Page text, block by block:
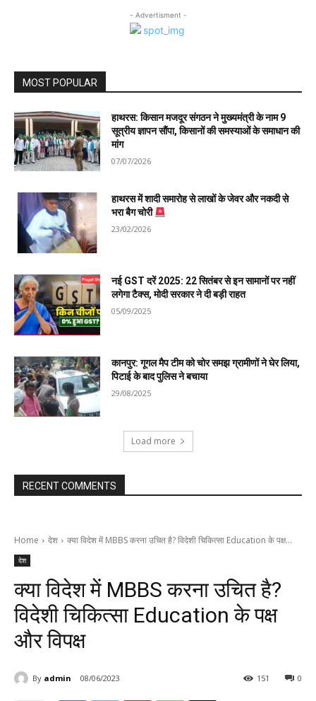
- Advertisment -
MOST POPULAR
हाथरस: किसान मजदूर संगठन ने मुख्यमंत्री के नाम 9
सूत्रीय ज्ञापन सौंपा, किसानों की समस्याओं के समाधान की
मांग
07/07/2026
हाथरस में शादी समारोह से लाखों के जेवर और नकदी से
भरा बैग चोरी
23/02/2026
नई GST दरें 2025: 22 सितंबर से इन सामानों पर नहीं
लगेगा टैक्स, मोदी सरकार ने दी बड़ी राहत
05/09/2025
कानपुर: गूगल मैप टीम को चोर समझ ग्रामीणों ने घेर लिया,
पिटाई के बाद पुलिस ने बचाया
29/08/2025
Load more
RECENT COMMENTS